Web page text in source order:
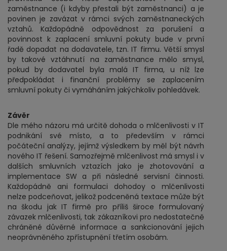
zaměstnance (i kdyby přestali být zaměstnanci) a je
povinen je zavázat v rámci svých zaměstnaneckých
vztahů. Každopádně odpovědnost za porušení a
povinnost k zaplacení smluvní pokuty bude v první
řadě dopadat na dodavatele, tzn. IT firmu. Větší smysl
by takové vztáhnutí na zaměstnance mělo smysl,
pokud by dodavatel byla malá IT firma, u níž lze
předpokládat i finanční problémy se zaplacením
smluvní pokuty či vymáháním jakýchkoliv pohledávek.
Závěr
Dle mého názoru má určitě dohoda o mlčenlivosti v IT
podnikání své místo, a to především v rámci
počáteční analýzy, jejímž výsledkem by měl být návrh
nového IT řešení. Samozřejmě mlčenlivost má smysl i v
dalších smluvních vztazích jako je zhotovování a
implementace SW a při následné servisní činnosti.
Každopádně ani formulaci dohodoy o mlčenlivosti
nelze podceňovat, jelikož podceněná textace může být
na škodu jak IT firmě pro příliš široce formulovaný
závazek mlčenlivosti, tak zákazníkovi pro nedostatečně
chráněné důvěrné informace a sankcionování jejich
neoprávněného zpřístupnění třetím osobám.